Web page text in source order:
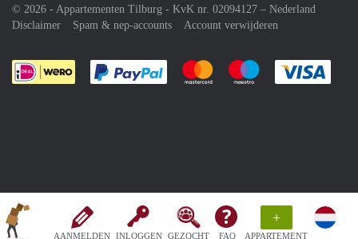
AANMELDEN INLOGGEN GEZOCHT FAQ
+
APPARTEMENT
© 2026 - Appartementen Tilburg - KvK nr. 02094127 – Nederland
Disclaimer
Spam & nep-accounts Account verwijderen
Je rekent gemakkelijk af met Paypal
Je rekent gemakkelijk af met
Je rekent